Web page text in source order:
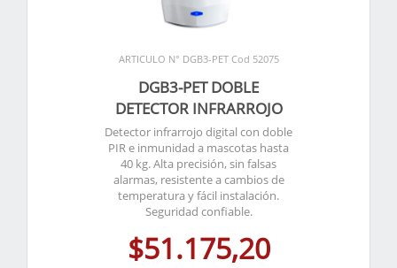
ARTICULO N° DGB3-PET Cod 52075
DGB3-PET DOBLE
DETECTOR INFRARROJO
Detector infrarrojo digital con doble
PIR e inmunidad a mascotas hasta
40 kg. Alta precisión, sin falsas
alarmas, resistente a cambios de
temperatura y fácil instalación.
Seguridad confiable.
$51.175,20